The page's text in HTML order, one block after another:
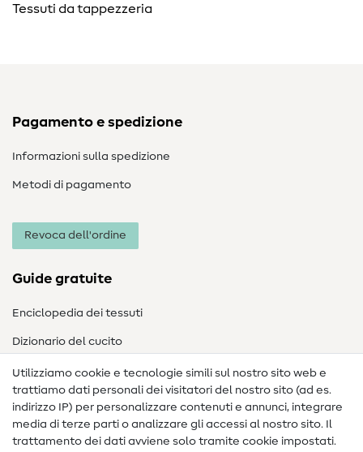
Tessuti da tappezzeria
Pagamento e spedizione
Informazioni sulla spedizione
Metodi di pagamento
Revoca dell'ordine
Guide gratuite
Enciclopedia dei tessuti
Dizionario del cucito
Nähanleitungen
Assistenza e contatto
Contatto
Utilizziamo cookie e tecnologie simili sul nostro sito web e
trattiamo dati personali dei visitatori del nostro sito (ad es.
indirizzo IP) per personalizzare contenuti e annunci, integrare
media di terze parti o analizzare gli accessi al nostro sito. Il
trattamento dei dati avviene solo tramite cookie impostati.